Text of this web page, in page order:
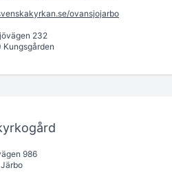
ovansjojarbo
232
Kungsgården
986
Järbo